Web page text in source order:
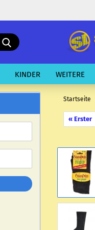
schnelle
Suche
KINDER WEITERE
Startseite
« Erster